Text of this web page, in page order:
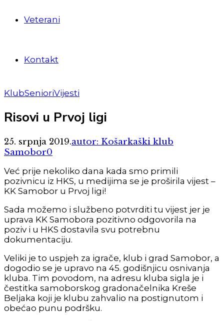
Veterani
Kontakt
KlubSenioriVijesti
Risovi u Prvoj ligi
25. srpnja 2019.autor: Košarkaški klub
Samobor0
Već prije nekoliko dana kada smo primili
pozivnicu iz HKS, u medijima se je proširila vijest –
KK Samobor u Prvoj ligi!
Sada možemo i službeno potvrditi tu vijest jer je
uprava KK Samobora pozitivno odgovorila na
poziv i u HKS dostavila svu potrebnu
dokumentaciju.
Veliki je to uspjeh za igrače, klub i grad Samobor, a
dogodio se je upravo na 45. godišnjicu osnivanja
kluba. Tim povodom, na adresu kluba sigla je i
čestitka samoborskog gradonačelnika Kreše
Beljaka koji je klubu zahvalio na postignutom i
obećao punu podršku.